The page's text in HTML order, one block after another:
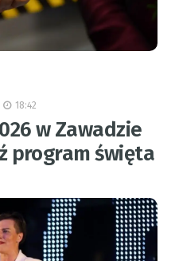
18:42
w Zawadzie
program święta